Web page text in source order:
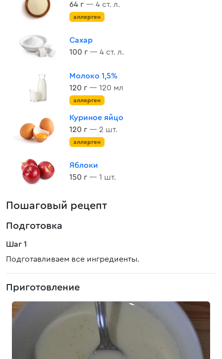
64 г — 4 ст. л.
аллерген
Сахар
100 г — 4 ст. л.
Молоко 1,5%
120 г — 120 мл
аллерген
Куриное яйцо
120 г — 2 шт.
аллерген
Яблоки
150 г — 1 шт.
Пошаговый рецепт
Подготовка
Шаг 1
Подготавливаем все ингредиенты.
Приготовление